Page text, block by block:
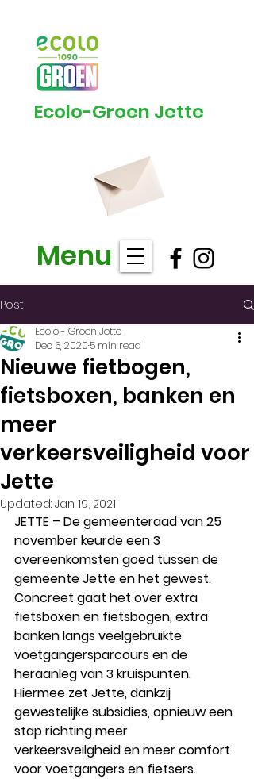
Ecolo-Groen Jette
Menu
Post
Nieuwe fietbogen,
fietsboxen, banken en
meer
verkeersveiligheid voor
Jette
Ecolo - Groen Jette
Dec 6, 2020 5 min read
Updated: Jan 19, 2021
JETTE – De gemeenteraad van 25
november keurde een 3
overeenkomsten goed tussen de
gemeente Jette en het gewest.
Concreet gaat het over extra
fietsboxen en fietsbogen, extra
banken langs veelgebruikte
voetgangersparcours en de
heraanleg van 3 kruispunten.
Hiermee zet Jette, dankzij
gewestelijke subsidies, opnieuw een
stap richting meer
verkeersveilgheid en meer comfort
voor voetgangers en fietsers.